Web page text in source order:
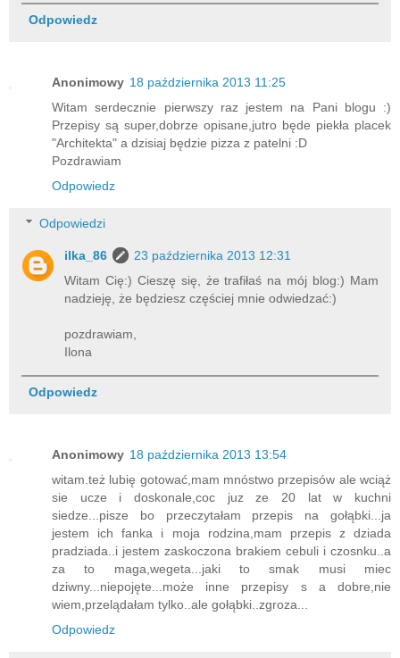
Odpowiedz
Anonimowy 18 października 2013 11:25
Witam serdecznie pierwszy raz jestem na Pani blogu :)
Przepisy są super,dobrze opisane,jutro będe piekła placek
"Architekta" a dzisiaj będzie pizza z patelni :D
Pozdrawiam
Odpowiedz
Odpowiedzi
ilka_86
23 października 2013 12:31
Witam Cię:) Cieszę się, że trafiłaś na mój blog:) Mam
nadzieję, że będziesz częściej mnie odwiedzać:)
pozdrawiam,
Ilona
Odpowiedz
Anonimowy 18 października 2013 13:54
witam.też lubię gotować,mam mnóstwo przepisów ale wciąż
sie ucze i doskonale,coc juz ze 20 lat w kuchni
siedze...pisze bo przeczytałam przepis na gołąbki...ja
jestem ich fanka i moja rodzina,mam przepis z dziada
pradziada..i jestem zaskoczona brakiem cebuli i czosnku..a
za to maga,wegeta...jaki to smak musi miec
dziwny...niepojęte...może inne przepisy s a dobre,nie
wiem,przelądałam tylko..ale gołąbki..zgroza...
Odpowiedz